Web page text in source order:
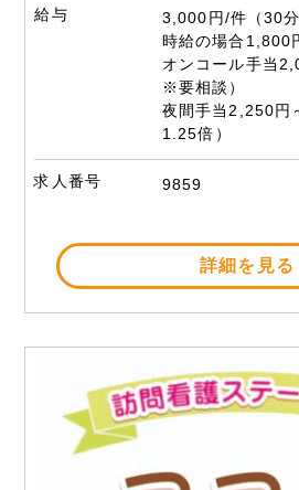
給与
3,000円/件（30分
時給の場合1,800
オンコール手当
※要相談）
夜間手当2,250円
1.25倍）
求人番号 9859
詳細を見る